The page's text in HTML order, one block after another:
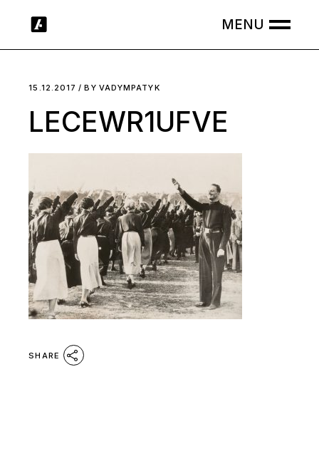
15.12.2017 BY VADYMPATYK
LECEWR1UFVE
SHARE